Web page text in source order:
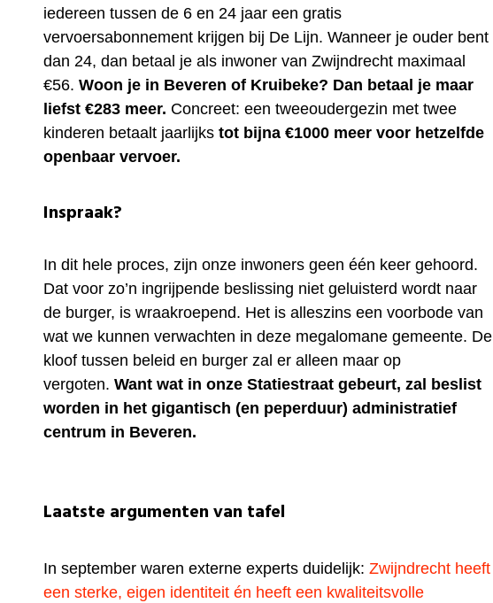
iedereen tussen de 6 en 24 jaar een gratis
vervoersabonnement krijgen bij De Lijn. Wanneer je ouder bent
dan 24, dan betaal je als inwoner van Zwijndrecht maximaal
€56.Woon je in Beveren of Kruibeke? Dan betaal je maar
liefst €283 meer. Concreet: een tweeoudergezin met twee
kinderen betaalt jaarlijkstot bijna €1000 meer voor hetzelfde
openbaar vervoer.
Inspraak?
In dit hele proces, zijn onze inwoners geen één keer gehoord.
Dat voor zo’n ingrijpende beslissing niet geluisterd wordt naar
de burger, is wraakroepend. Het is alleszins een voorbode van
wat we kunnen verwachten in deze megalomane gemeente. De
kloof tussen beleid en burger zal er alleen maar op
vergoten.Want wat in onze Statiestraat gebeurt, zal beslist
worden in het gigantisch (en peperduur) administratief
centrum in Beveren.
Laatste argumenten van tafel
In september waren externe experts duidelijk:Zwijndrecht heeft
een sterke, eigen identiteit én heeft een kwaliteitsvolle